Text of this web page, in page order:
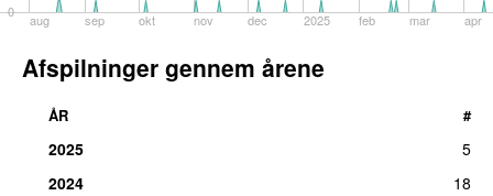
aug sep okt nov dec 2025 feb mar apr
0
Afspilninger gennem årene
ÅR #
2025
5
2024
18